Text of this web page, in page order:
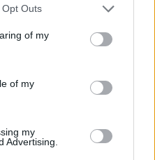
Outs
of my
of my
my
Advertising.
Puzzle aus:
anhand der
Ihnen, die Suche